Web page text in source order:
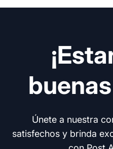
Únete a nuestra
satisfechos y brinda